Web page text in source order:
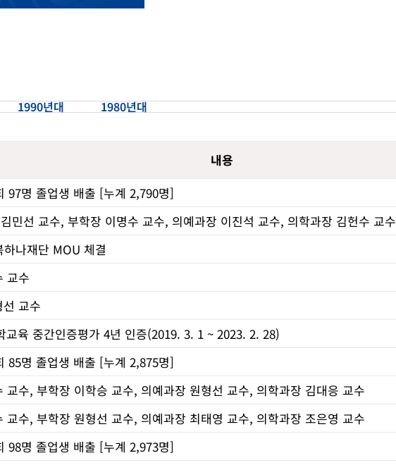
1990년대 1980년대
내용
97명 졸업생 배출 [누계 2,790명]
민선 교수, 부학장 이명수 교수, 의예과장 이진석 교수, 의학과장 김헌수 교수
나재단 MOU 체결
교수
교수
교육 중간인증평가 4년 인증(2019. 3. 1 ~ 2023. 2. 28)
85명 졸업생 배출 [누계 2,875명]
교수, 부학장 이학승 교수, 의예과장 원형선 교수, 의학과장 김대응 교수
교수, 부학장 원형선 교수, 의예과장 최태영 교수, 의학과장 조은영 교수
98명 졸업생 배출 [누계 2,973명]